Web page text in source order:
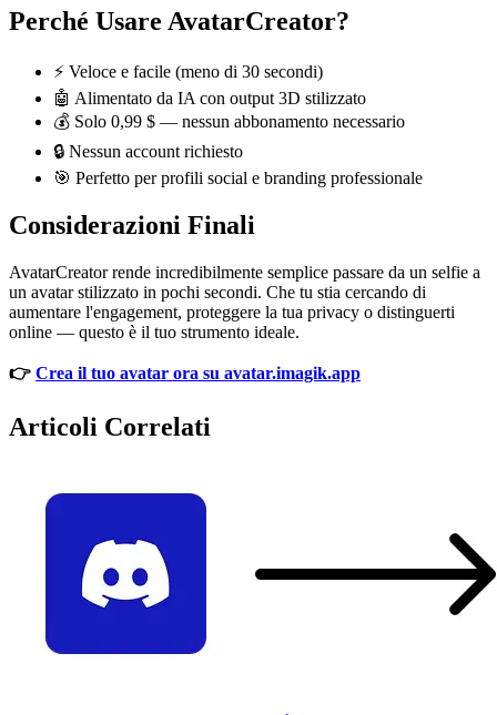
Perché Usare AvatarCreator?
⚡ Veloce e facile (meno di 30 secondi)
🤖 Alimentato da IA con output 3D stilizzato
💰 Solo 0,99 $ — nessun abbonamento necessario
🔒 Nessun account richiesto
🎯 Perfetto per profili social e branding professionale
Considerazioni Finali
AvatarCreator rende incredibilmente semplice passare da un selfie a
un avatar stilizzato in pochi secondi. Che tu stia cercando di
aumentare l'engagement, proteggere la tua privacy o distinguerti
online — questo è il tuo strumento ideale.
👉 Crea il tuo avatar ora su avatar.imagik.app
Articoli Correlati